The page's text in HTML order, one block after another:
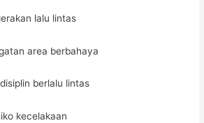
lalu lintas
area berbahaya
berlalu lintas
kecelakaan